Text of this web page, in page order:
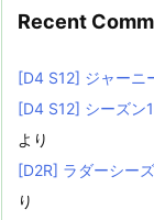
Recent
[D4 S12] ジャーニ
[D4 S12] シーズン
より
[D2R] ラダーシー
り